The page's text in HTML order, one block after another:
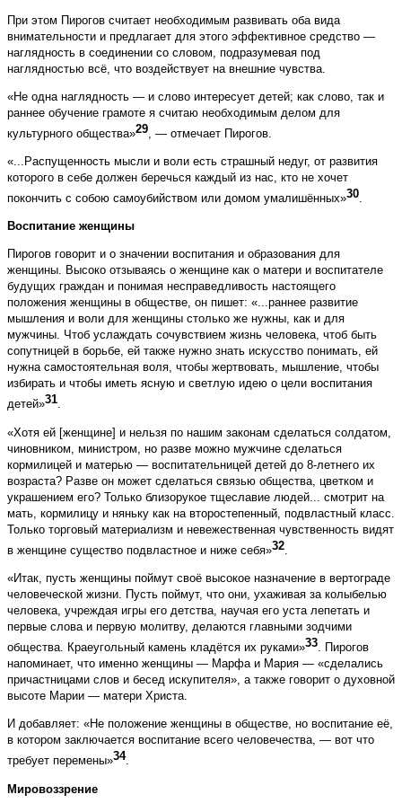
При этом Пирогов считает необходимым развивать оба вида
внимательности и предлагает для этого эффективное средство —
наглядность в соединении со словом, подразумевая под
наглядностью всё, что воздействует на внешние чувства.
«Не одна наглядность — и слово интересует детей; как слово, так и
раннее обучение грамоте я считаю необходимым делом для
культурного общества»29 , — отмечает Пирогов.
«...Распущенность мысли и воли есть страшный недуг, от развития
которого в себе должен беречься каждый из нас, кто не хочет
покончить с собою самоубийством или домом умалишённых»30.
Воспитание женщины
Пирогов говорит и о значении воспитания и образования для
женщины. Высоко отзываясь о женщине как о матери и воспитателе
будущих граждан и понимая несправедливость настоящего
положения женщины в обществе, он пишет: «...раннее развитие
мышления и воли для женщины столько же нужны, как и для
мужчины. Чтоб услаждать сочувствием жизнь человека, чтоб быть
сопутницей в борьбе, ей также нужно знать искусство понимать, ей
нужна самостоятельная воля, чтобы жертвовать, мышление, чтобы
избирать и чтобы иметь ясную и светлую идею о цели воспитания
детей»31.
«Хотя ей [женщине] и нельзя по нашим законам сделаться солдатом,
чиновником, министром, но разве можно мужчине сделаться
кормилицей и матерью — воспитательницей детей до 8-летнего их
возраста? Разве он может сделаться связью общества, цветком и
украшением его? Только близорукое тщеславие людей... смотрит на
мать, кормилицу и няньку как на второстепенный, подвластный класс.
Только торговый материализм и невежественная чувственность видят
в женщине существо подвластное и ниже себя»32
«Итак, пусть женщины поймут своё высокое назначение в вертограде
человеческой жизни. Пусть поймут, что они, ухаживая за колыбелью
человека, учреждая игры его детства, научая его уста лепетать и
первые слова и первую молитву, делаются главными зодчими
общества. Краеугольный камень кладётся их руками»33. Пирогов
напоминает, что именно женщины — Марфа и Мария — «сделались
причастницами слов и бесед искупителя», а также говорит о духовной
высоте Марии — матери Христа.
И добавляет: «Не положение женщины в обществе, но воспитание её,
в котором заключается воспитание всего человечества, — вот что
требует перемены»34.
Мировоззрение